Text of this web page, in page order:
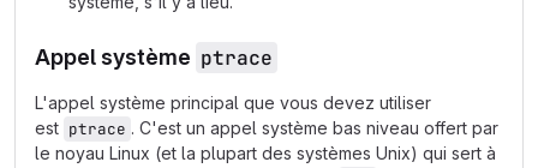
Appel système ptrace
L'appel système principal que vous devez utiliser
est ptrace . C'est un appel système bas niveau offert par
le noyau Linux (et la plupart des systèmes Unix) qui sert à